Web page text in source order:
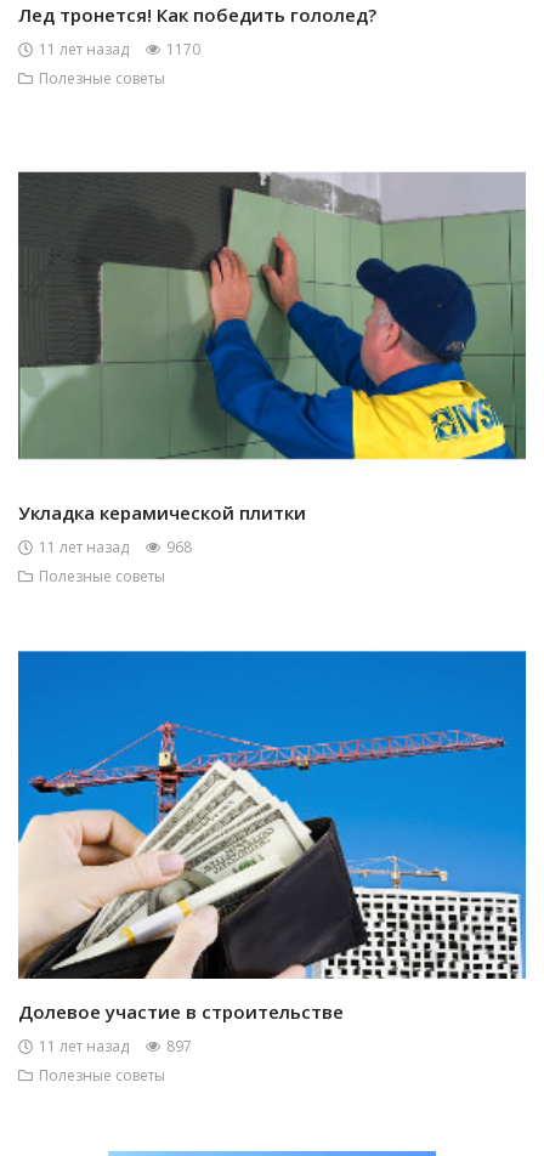
Лед тронется! Как победить гололед?
11 лет назад
1170
Полезные советы
Укладка керамической плитки
11 лет назад
968
Полезные советы
Долевое участие в строительстве
11 лет назад
897
Полезные советы